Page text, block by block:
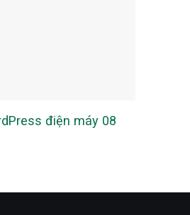
điện máy 08